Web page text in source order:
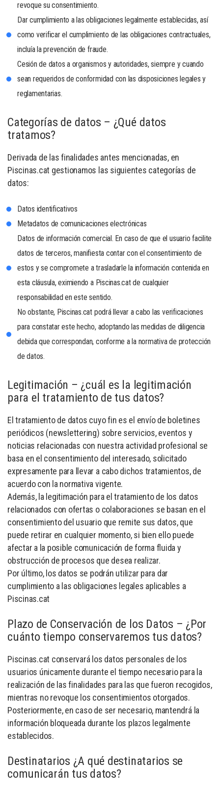
revoque su consentimiento.
Dar cumplimiento a las obligaciones legalmente establecidas, así
como verificar el cumplimiento de las obligaciones contractuales,
incluía la prevención de fraude.
Cesión de datos a organismos y autoridades, siempre y cuando
sean requeridos de conformidad con las disposiciones legales y
reglamentarias.
Categorías de datos – ¿Qué datos
tratamos?
Derivada de las finalidades antes mencionadas, en
Piscinas.cat gestionamos las siguientes categorías de
datos:
Datos identificativos
Metadatos de comunicaciones electrónicas
Datos de información comercial. En caso de que el usuario facilite
datos de terceros, manifiesta contar con el consentimiento de
estos y se compromete a trasladarle la información contenida en
esta cláusula, eximiendo a Piscinas.cat de cualquier
responsabilidad en este sentido.
No obstante, Piscinas.cat podrá llevar a cabo las verificaciones
para constatar este hecho, adoptando las medidas de diligencia
debida que correspondan, conforme a la normativa de protección
de datos.
Legitimación – ¿cuál es la legitimación
para el tratamiento de tus datos?
El tratamiento de datos cuyo fin es el envío de boletines
periódicos (newslettering) sobre servicios, eventos y
noticias relacionadas con nuestra actividad profesional se
basa en el consentimiento del interesado, solicitado
expresamente para llevar a cabo dichos tratamientos, de
acuerdo con la normativa vigente.
Además, la legitimación para el tratamiento de los datos
relacionados con ofertas o colaboraciones se basan en el
consentimiento del usuario que remite sus datos, que
puede retirar en cualquier momento, si bien ello puede
afectar a la posible comunicación de forma fluida y
obstrucción de procesos que desea realizar.
Por último, los datos se podrán utilizar para dar
cumplimiento a las obligaciones legales aplicables a
Piscinas.cat
Plazo de Conservación de los Datos – ¿Por
cuánto tiempo conservaremos tus datos?
Piscinas.cat conservará los datos personales de los
usuarios únicamente durante el tiempo necesario para la
realización de las finalidades para las que fueron recogidos,
mientras no revoque los consentimientos otorgados.
Posteriormente, en caso de ser necesario, mantendrá la
información bloqueada durante los plazos legalmente
establecidos.
Destinatarios ¿A qué destinatarios se
comunicarán tus datos?